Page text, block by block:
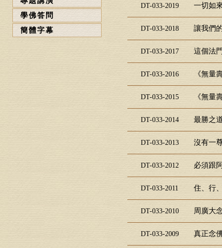
學佛答問
簡體字幕
DT-033-2019 一切如
DT-033-2018 讓我們
DT-033-2017 這個法
DT-033-2016 《無量
DT-033-2015 《無量
DT-033-2014 最勝之
DT-033-2013 沒有一
DT-033-2012 必須跟
DT-033-2011 住、行
DT-033-2010 周廣大
DT-033-2009 真正念